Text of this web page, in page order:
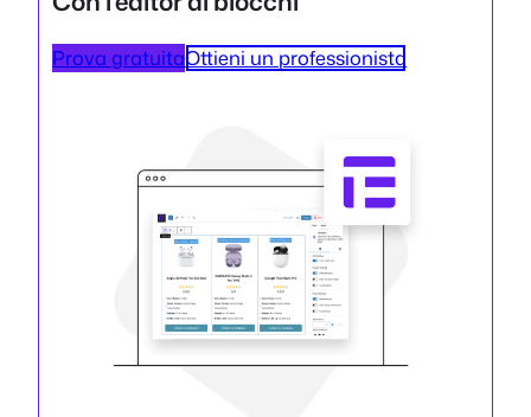
Prova gratuitaOttieni un professionista